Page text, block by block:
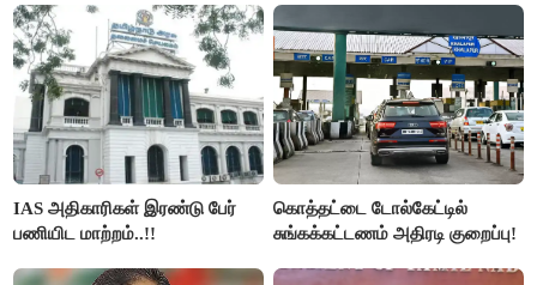
IAS அதிகாரிகள் இரண்டு பேர்
பணியிட மாற்றம்..!!
கொத்தட்டை டோல்கேட்டில்
சுங்கக்கட்டணம் அதிரடி குறைப்பு!